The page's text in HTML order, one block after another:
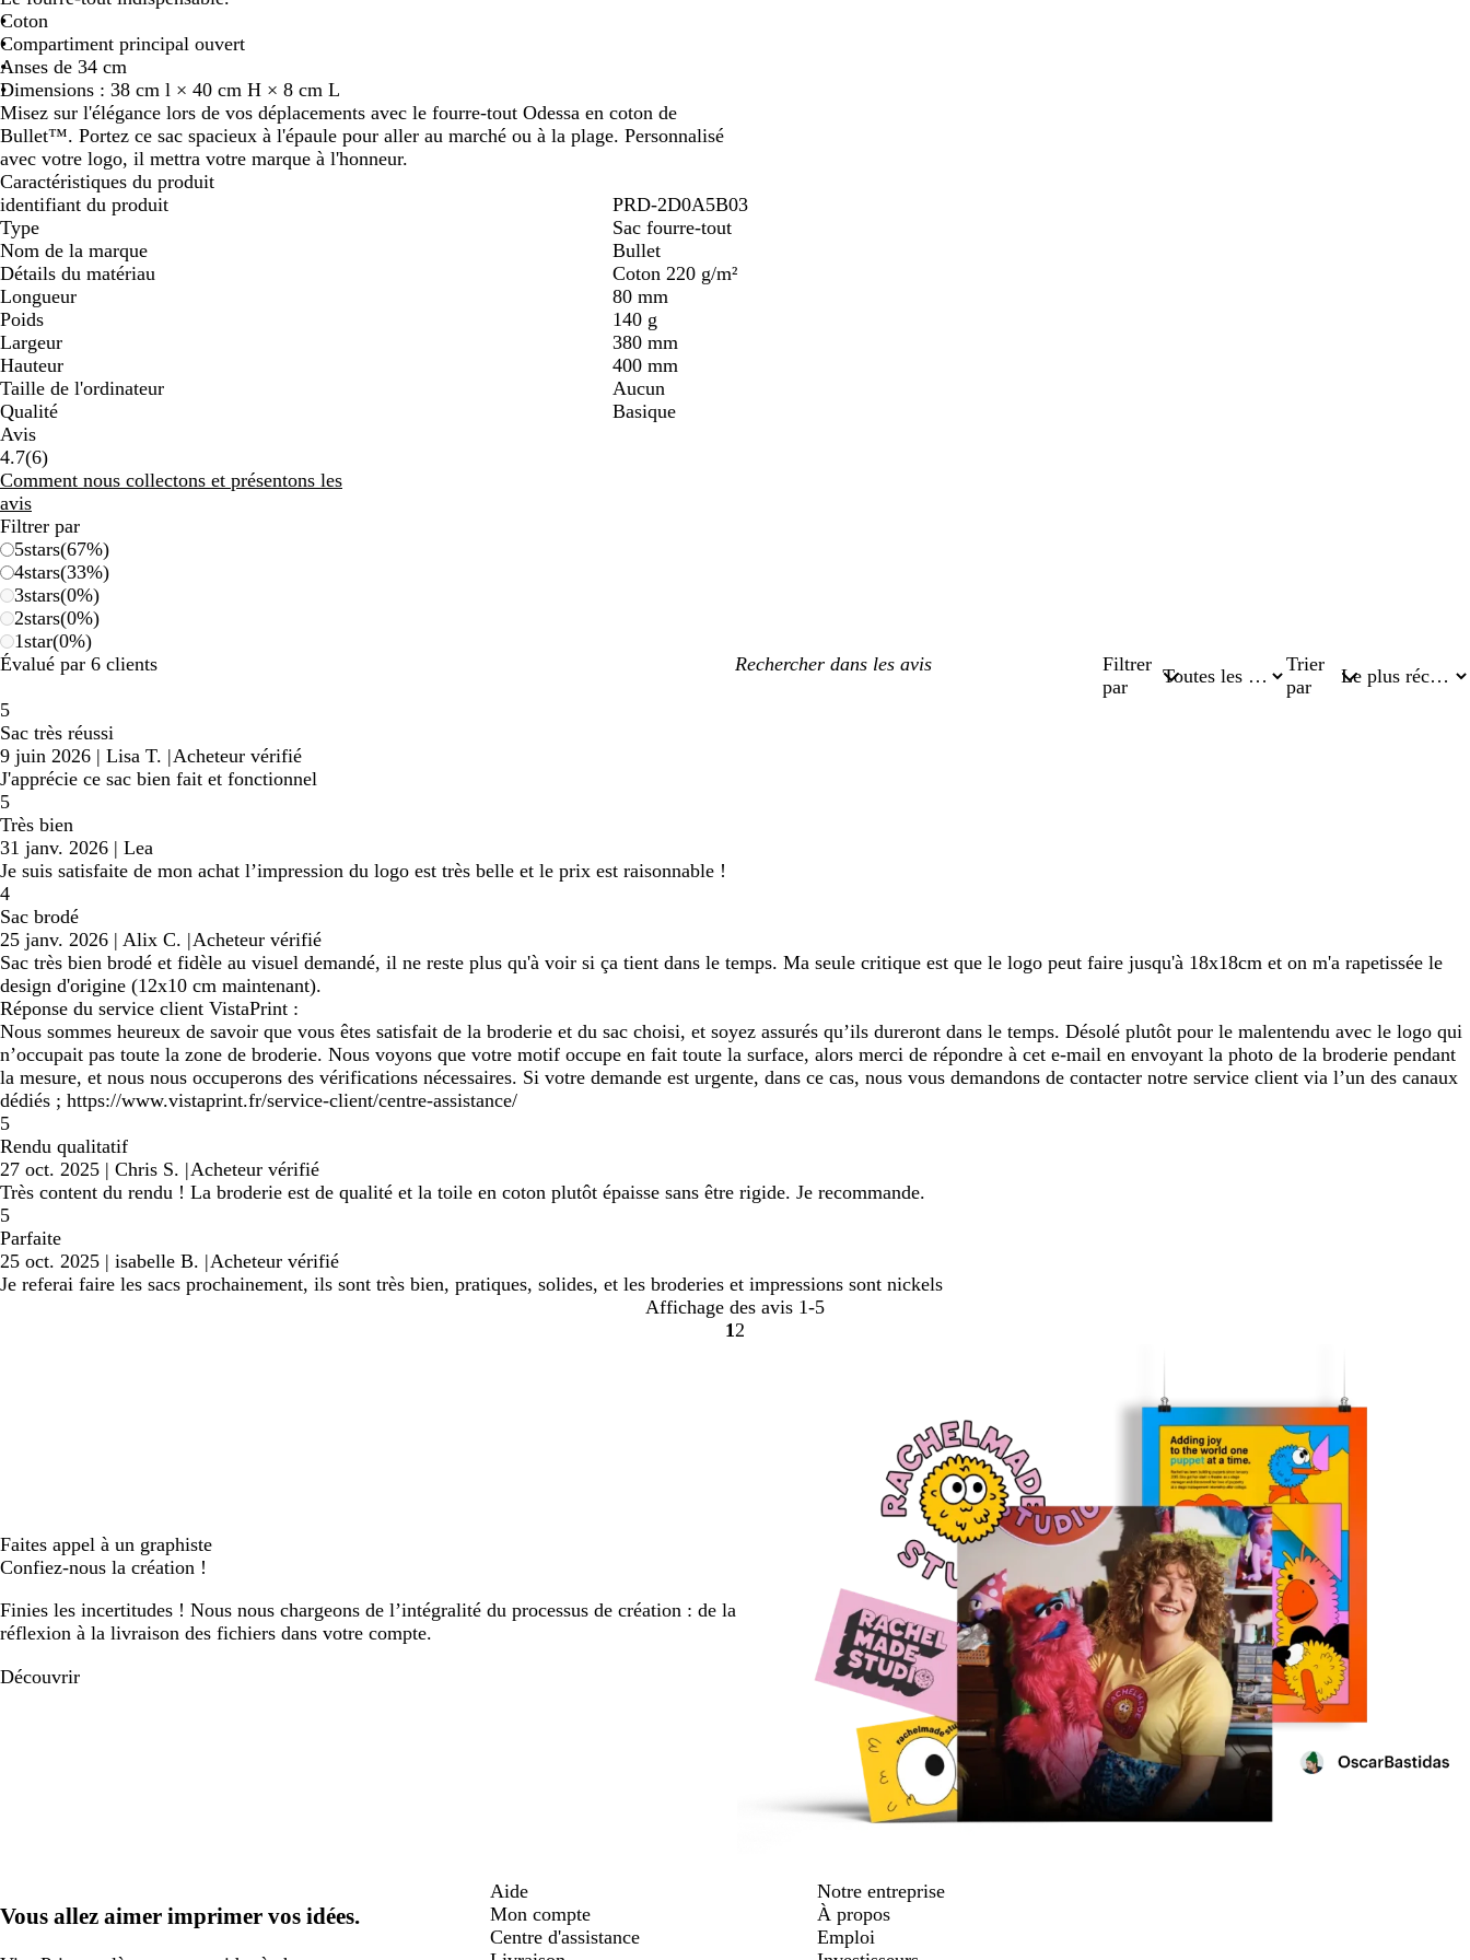
Coton
Compartiment principal ouvert
Anses de 34 cm
Dimensions : 38 cm l × 40 cm H × 8 cm L
Misez sur l'élégance lors de vos déplacements avec le fourre-tout Odessa en coton de
Bullet™. Portez ce sac spacieux à l'épaule pour aller au marché ou à la plage. Personnalisé
avec votre logo, il mettra votre marque à l'honneur.
Caractéristiques du produit
identifiant du produit
PRD-2D0A5B03
Type
Sac fourre-tout
Nom de la marque
Bullet
Détails du matériau
Coton 220 g/m²
Longueur
80 mm
Poids
140 g
Largeur
380 mm
Hauteur
400 mm
Taille de l'ordinateur
Aucun
Qualité
Basique
Avis
4.7(66
avis
)
Comment nous collectons et présentons les
avis
Filtrer par
5stars(67%)
4stars(33%)
3stars(0%)
2stars(0%)
1star(0%)
Évalué par 6 clients
Mes
Filtrer
par
Trier
par
5
Sac très réussi
9 juin 2026 | Lisa T. |Acheteur vérifié
J'apprécie ce sac bien fait et fonctionnel
5
Très bien
31 janv. 2026 | Lea
Je suis satisfaite de mon achat l’impression du logo est très belle et le prix est raisonnable !
4
Sac brodé
25 janv. 2026 | Alix C. |Acheteur vérifié
Sac très bien brodé et fidèle au visuel demandé, il ne reste plus qu'à voir si ça tient dans le temps. Ma seule critique est que le logo peut faire jusqu'à 18x18cm et on m'a rapetissée le
design d'origine (12x10 cm maintenant).
Réponse du service client VistaPrint :
Nous sommes heureux de savoir que vous êtes satisfait de la broderie et du sac choisi, et soyez assurés qu’ils dureront dans le temps. Désolé plutôt pour le malentendu avec le logo qui
n’occupait pas toute la zone de broderie. Nous voyons que votre motif occupe en fait toute la surface, alors merci de répondre à cet e-mail en envoyant la photo de la broderie pendant
la mesure, et nous nous occuperons des vérifications nécessaires. Si votre demande est urgente, dans ce cas, nous vous demandons de contacter notre service client via l’un des canaux
dédiés ; https://www.vistaprint.fr/service-client/centre-assistance/
5
Rendu qualitatif
27 oct. 2025 | Chris S. |Acheteur vérifié
Très content du rendu ! La broderie est de qualité et la toile en coton plutôt épaisse sans être rigide. Je recommande.
5
Parfaite
25 oct. 2025 | isabelle B. |Acheteur vérifié
Je referai faire les sacs prochainement, ils sont très bien, pratiques, solides, et les broderies et impressions sont nickels
Affichage des avis 1-5
Accéder
1 Accéder
2
Faites appel à un graphiste
Confiez-nous la création !
Finies les incertitudes ! Nous nous chargeons de l’intégralité du processus de création : de la
réflexion à la livraison des fichiers dans votre compte.
Découvrir
Vous allez aimer imprimer vos idées.
Aide
Mon compte
Centre d'assistance
Notre entreprise
À propos
Emploi